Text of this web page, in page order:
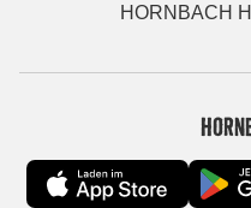
HORNBACH